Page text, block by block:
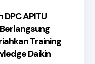
APITU
Training
Daikin